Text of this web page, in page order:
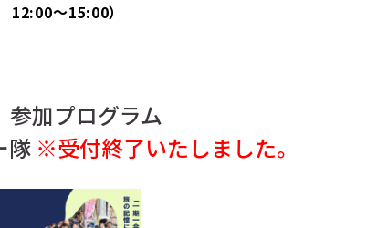
～15:00）
参加プログラム
隊 ※受付終了いたしました。